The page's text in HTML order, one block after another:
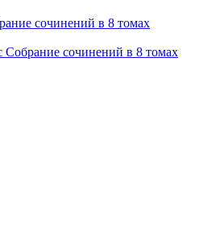
сочинений в 8 томах